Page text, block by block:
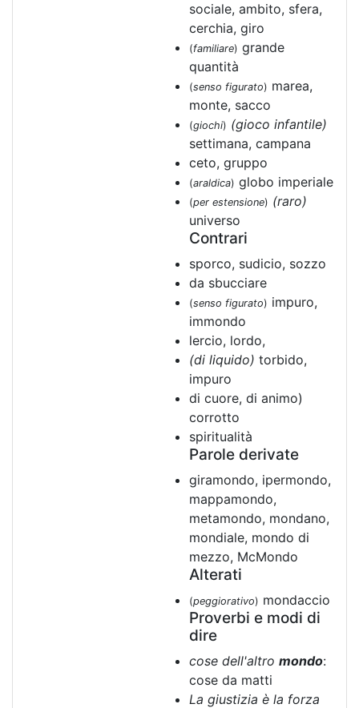
sociale, ambito, sfera,
cerchia, giro
(familiare) grande
quantità
(senso figurato) marea,
monte, sacco
(giochi) (gioco infantile)
settimana, campana
ceto, gruppo
(araldica) globo imperiale
(per estensione) (raro)
universo
Contrari
sporco, sudicio, sozzo
da sbucciare
(senso figurato) impuro,
immondo
lercio, lordo,
(di liquido) torbido,
impuro
di cuore, di animo)
corrotto
spiritualità
Parole derivate
giramondo, ipermondo,
mappamondo,
metamondo, mondano,
mondiale, mondo di
mezzo, McMondo
Alterati
(peggiorativo) mondaccio
Proverbi e modi di
dire
cose dell'altro mondo:
cose da matti
La giustizia è la forza